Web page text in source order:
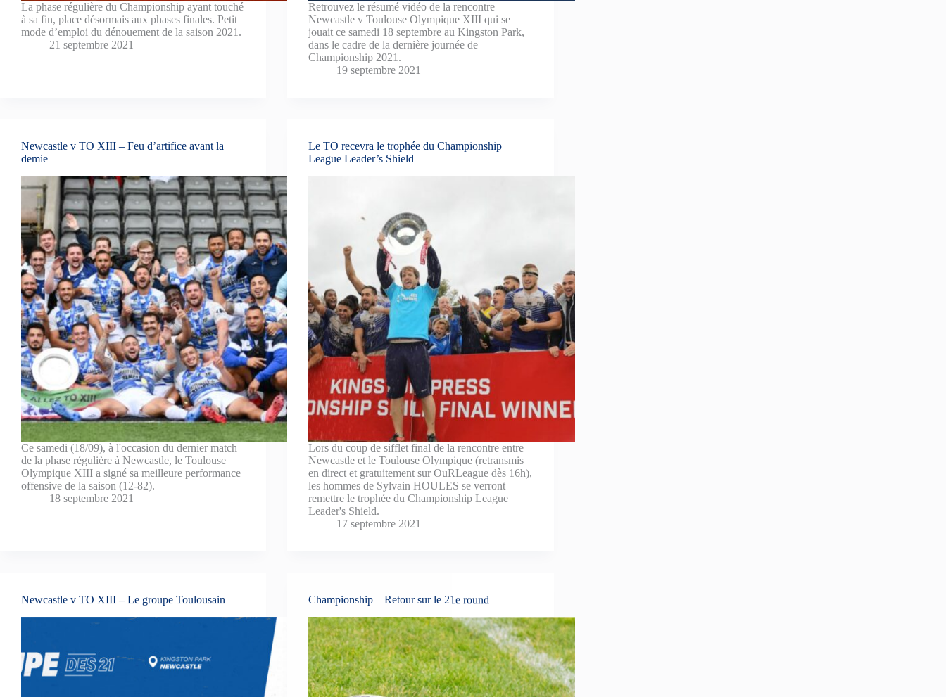
La phase régulière du Championship ayant touché
à sa fin, place désormais aux phases finales. Petit
mode d’emploi du dénouement de la saison 2021.
21 septembre 2021
Retrouvez le résumé vidéo de la rencontre
Newcastle v Toulouse Olympique XIII qui se
jouait ce samedi 18 septembre au Kingston Park,
dans le cadre de la dernière journée de
Championship 2021.
19 septembre 2021
Newcastle v TO XIII – Feu d’artifice avant la
demie
Ce samedi (18/09), à l'occasion du dernier match
de la phase régulière à Newcastle, le Toulouse
Olympique XIII a signé sa meilleure performance
offensive de la saison (12-82).
18 septembre 2021
Le TO recevra le trophée du Championship
League Leader’s Shield
Lors du coup de sifflet final de la rencontre entre
Newcastle et le Toulouse Olympique (retransmis
en direct et gratuitement sur OuRLeague dès 16h),
les hommes de Sylvain HOULES se verront
remettre le trophée du Championship League
Leader's Shield.
17 septembre 2021
Newcastle v TO XIII – Le groupe Toulousain Championship – Retour sur le 21e round